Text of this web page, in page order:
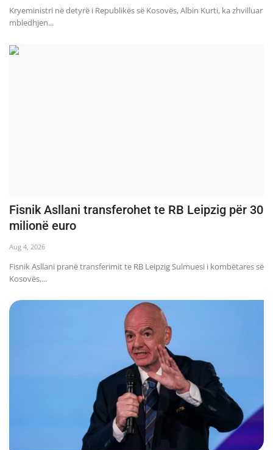
Kryeministri në detyrë i Republikës së Kosovës, Albin Kurti, ka zhvilluar
mbledhjen...
Fisnik Asllani transferohet te RB Leipzig për 30
milionë euro
Aug 4, 2026
Fisnik Asllani pranë transferimit te RB Leipzig Sulmuesi i kombëtares së
Kosovës,...